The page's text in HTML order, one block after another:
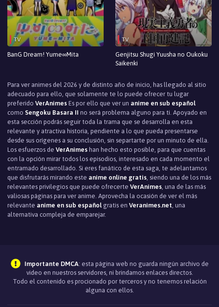
TV
BanG Dream! Yume∞Mita
TV
Genjitsu Shugi Yuusha no Oukoku
Saikenki
Para ver animes del 2026 y de distinto año de inicio, has llegado al sitio
adecuado para ello, que solamente te lo puede ofrecer tu lugar
preferido VerAnimes Es por ello que ver un anime en sub español
como Sengoku Basara II no será problema alguno para ti. Apoyado en
esta sección podrás seguir toda la trama que se desarrolla en esta
relevante y atractiva historia, pendiente a lo que pueda presentarse
desde sus orígenes a su conclusión, sin separtarte por un minuto de ella.
Los esfuerzos de VerAnimes han hecho esto posible, para que cuentas
con la opción mirar todos los episodios, interesado en cada momento el
entramado desarrollado. Si eres fanático de esta saga, te adelantamos
que disfrutarás mirando este anime online gratis , siendo una de los más
relevantes privilegios que puede ofrecerte VerAnimes , una de las más
valiosas páginas para ver anime. Aprovecha la ocasión de ver el más
relevante anime en sub español gratis en Veranimes.net , una
alternativa compleja de emparejar.
Importante DMCA: esta página web no guarda ningún archivo de
video en nuestros servidores, ni brindamos enlaces directos.
Todo el contenido es procionado por terceros y no tenemos relación
alguna con ellos.